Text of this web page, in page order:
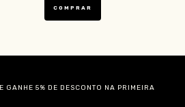
COMPRAR
GANHE 5% DE DESCONTO NA PRIMEIRA